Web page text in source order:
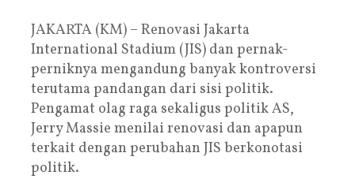
JAKARTA (KM) – Renovasi Jakarta
International Stadium (JIS) dan pernak-
perniknya mengandung banyak kontroversi
terutama pandangan dari sisi politik.
Pengamat olag raga sekaligus politik AS,
Jerry Massie menilai renovasi dan apapun
terkait dengan perubahan JIS berkonotasi
politik.